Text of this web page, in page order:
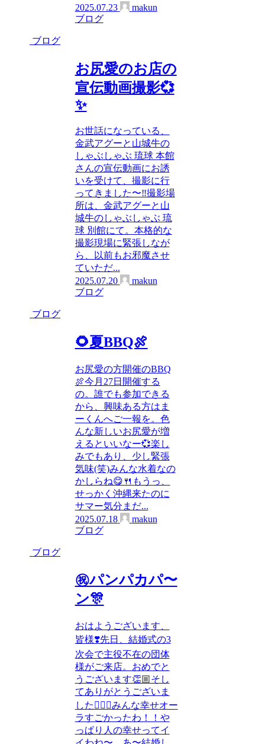
2025.07.23
makun
ブログ
ブログ
お尻愛のお店の
宣伝動画撮影💞
✨
お世話になっている、
金武アグーと山城牛の
しゃぶしゃぶ 琉球 本館
さんの宣伝動画にお誘
いを受けて、撮影に行
ってきました〜‼︎撮影場
所は、金武アグーと山
城牛のしゃぶしゃぶ 琉
球 別館にて。本格的な
撮影現場に緊張しなが
ら、以前もお邪魔させ
ていただ...
2025.07.20
makun
ブログ
ブログ
🌻夏BBQ🍖
お尻愛の方開催のBBQ
🍖今月27日開催する
の。誰でも参加できる
から、興味ある方はま
ーくんへご一報を。色
んな新しいお尻愛が増
えるといいなー💞楽し
みでもあり、少し緊張
気味(笑)みんな水着なの
かしらね😋🍴もうっ、
せっかく沖縄来たのに
サマー気分まだ...
2025.07.18
makun
ブログ
ブログ
㊗️パンパカパ〜
ン🎊
おはようございます、
皆様❣️先日、結婚式の3
次会で主役不在の団体
様がご来店。おめでと
うございます👏🏼そし
てありがとうございま
した🙂‍↕️✨みんな幸せオー
ラすごかったわ！！や
っぱり人の幸せってイ